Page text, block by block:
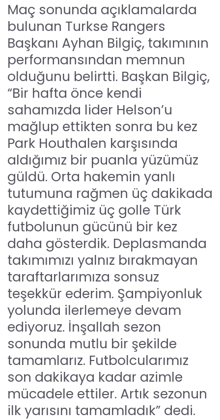
Maç sonunda açıklamalarda
bulunan Turkse Rangers
Başkanı Ayhan Bilgiç, takımının
performansından memnun
olduğunu belirtti. Başkan Bilgiç,
“Bir hafta önce kendi
sahamızda lider Helson’u
mağlup ettikten sonra bu kez
Park Houthalen karşısında
aldığımız bir puanla yüzümüz
güldü. Orta hakemin yanlı
tutumuna rağmen üç dakikada
kaydettiğimiz üç golle Türk
futbolunun gücünü bir kez
daha gösterdik. Deplasmanda
takımımızı yalnız bırakmayan
taraftarlarımıza sonsuz
teşekkür ederim. Şampiyonluk
yolunda ilerlemeye devam
ediyoruz. İnşallah sezon
sonunda mutlu bir şekilde
tamamlarız. Futbolcularımız
son dakikaya kadar azimle
mücadele ettiler. Artık sezonun
ilk yarısını tamamladık” dedi.